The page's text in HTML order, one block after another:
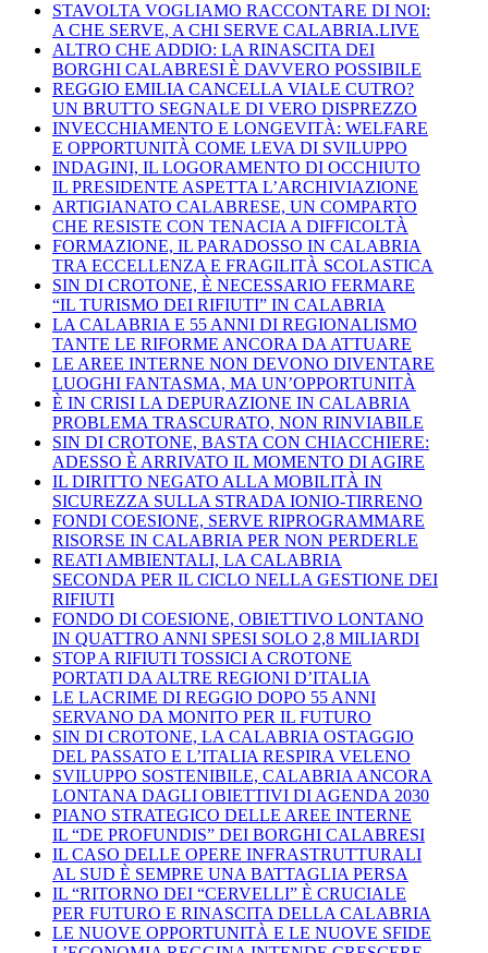
STAVOLTA VOGLIAMO RACCONTARE DI NOI:
A CHE SERVE, A CHI SERVE CALABRIA.LIVE
ALTRO CHE ADDIO: LA RINASCITA DEI
BORGHI CALABRESI È DAVVERO POSSIBILE
REGGIO EMILIA CANCELLA VIALE CUTRO?
UN BRUTTO SEGNALE DI VERO DISPREZZO
INVECCHIAMENTO E LONGEVITÀ: WELFARE
E OPPORTUNITÀ COME LEVA DI SVILUPPO
INDAGINI, IL LOGORAMENTO DI OCCHIUTO
IL PRESIDENTE ASPETTA L’ARCHIVIAZIONE
ARTIGIANATO CALABRESE, UN COMPARTO
CHE RESISTE CON TENACIA A DIFFICOLTÀ
FORMAZIONE, IL PARADOSSO IN CALABRIA
TRA ECCELLENZA E FRAGILITÀ SCOLASTICA
SIN DI CROTONE, È NECESSARIO FERMARE
“IL TURISMO DEI RIFIUTI” IN CALABRIA
LA CALABRIA E 55 ANNI DI REGIONALISMO
TANTE LE RIFORME ANCORA DA ATTUARE
LE AREE INTERNE NON DEVONO DIVENTARE
LUOGHI FANTASMA, MA UN’OPPORTUNITÀ
È IN CRISI LA DEPURAZIONE IN CALABRIA
PROBLEMA TRASCURATO, NON RINVIABILE
SIN DI CROTONE, BASTA CON CHIACCHIERE:
ADESSO È ARRIVATO IL MOMENTO DI AGIRE
IL DIRITTO NEGATO ALLA MOBILITÀ IN
SICUREZZA SULLA STRADA IONIO-TIRRENO
FONDI COESIONE, SERVE RIPROGRAMMARE
RISORSE IN CALABRIA PER NON PERDERLE
REATI AMBIENTALI, LA CALABRIA
SECONDA PER IL CICLO NELLA GESTIONE DEI
RIFIUTI
FONDO DI COESIONE, OBIETTIVO LONTANO
IN QUATTRO ANNI SPESI SOLO 2,8 MILIARDI
STOP A RIFIUTI TOSSICI A CROTONE
PORTATI DA ALTRE REGIONI D’ITALIA
LE LACRIME DI REGGIO DOPO 55 ANNI
SERVANO DA MONITO PER IL FUTURO
SIN DI CROTONE, LA CALABRIA OSTAGGIO
DEL PASSATO E L’ITALIA RESPIRA VELENO
SVILUPPO SOSTENIBILE, CALABRIA ANCORA
LONTANA DAGLI OBIETTIVI DI AGENDA 2030
PIANO STRATEGICO DELLE AREE INTERNE
IL “DE PROFUNDIS” DEI BORGHI CALABRESI
IL CASO DELLE OPERE INFRASTRUTTURALI
AL SUD È SEMPRE UNA BATTAGLIA PERSA
IL “RITORNO DEI “CERVELLI” È CRUCIALE
PER FUTURO E RINASCITA DELLA CALABRIA
LE NUOVE OPPORTUNITÀ E LE NUOVE SFIDE